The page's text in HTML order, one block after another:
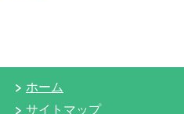
ホーム
サイトマップ